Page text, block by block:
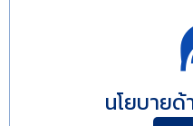
นโยบาย